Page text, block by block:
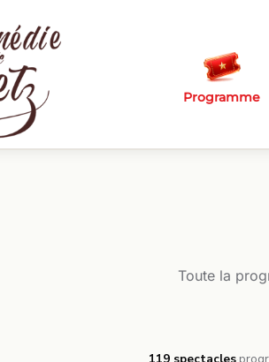
Programme
Toute la